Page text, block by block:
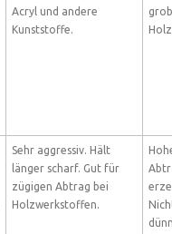
Acryl und andere
Kunststoffe.
Sehr aggressiv. Hält
länger scharf. Gut für
zügigen Abtrag bei
Holzwerkstoffen.